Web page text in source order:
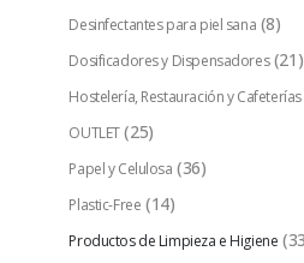
Desinfectantes para piel sana (8)
Dosificadores y Dispensadores (21)
Hostelería, Restauración y Cafeterías
OUTLET (25)
Papel y Celulosa (36)
Plastic-Free (14)
Productos de Limpieza e Higiene